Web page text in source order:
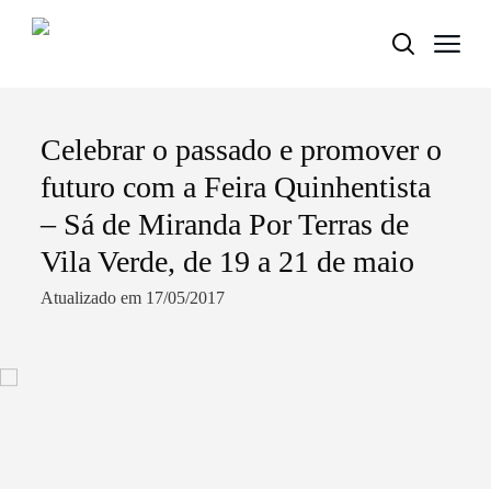
Termo de Pesquisa
Categorias gerais
Celebrar o passado e promover o
futuro com a Feira Quinhentista
– Sá de Miranda Por Terras de
Vila Verde, de 19 a 21 de maio
Atualizado em 17/05/2017